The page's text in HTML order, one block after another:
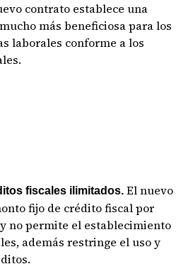
contrato establece una
más beneficiosa para los
laborales conforme a los
fiscales ilimitados. El nuevo
fijo de crédito fiscal por
no permite el establecimiento
además restringe el uso y